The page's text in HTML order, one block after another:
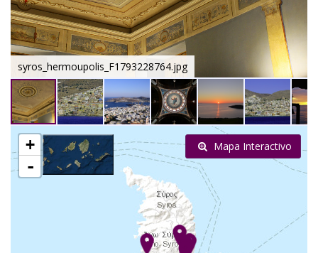
syros_hermoupolis_F1793228764.jpg
+
-
Mapa Interactivo